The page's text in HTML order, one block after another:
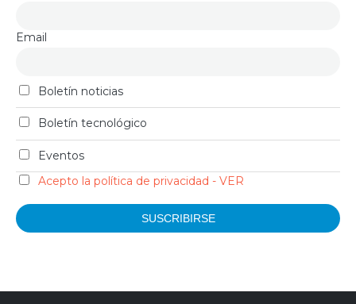
Email
Boletín noticias
Boletín tecnológico
Eventos
Acepto la política de privacidad - VER